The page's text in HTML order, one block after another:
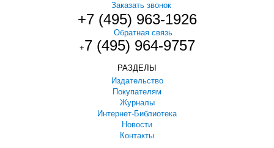
Заказать звонок
+7 (495) 963-1926
Обратная связь
+7 (495) 964-9757
РАЗДЕЛЫ
Издательство
Покупателям
Журналы
Интернет-Библиотека
Новости
Контакты